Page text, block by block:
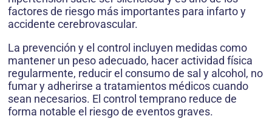
factores de riesgo más importantes para infarto y
accidente cerebrovascular.
La prevención y el control incluyen medidas como
mantener un peso adecuado, hacer actividad física
regularmente, reducir el consumo de sal y alcohol, no
fumar y adherirse a tratamientos médicos cuando
sean necesarios. El control temprano reduce de
forma notable el riesgo de eventos graves.